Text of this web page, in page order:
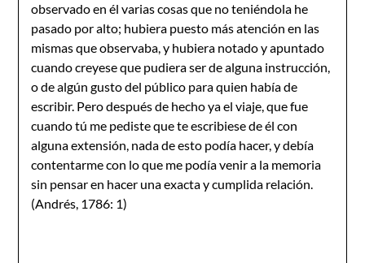
observado en él varias cosas que no teniéndola he
pasado por alto; hubiera puesto más atención en las
mismas que observaba, y hubiera notado y apuntado
cuando creyese que pudiera ser de alguna instrucción,
o de algún gusto del público para quien había de
escribir. Pero después de hecho ya el viaje, que fue
cuando tú me pediste que te escribiese de él con
alguna extensión, nada de esto podía hacer, y debía
contentarme con lo que me podía venir a la memoria
sin pensar en hacer una exacta y cumplida relación.
(Andrés, 1786: 1)